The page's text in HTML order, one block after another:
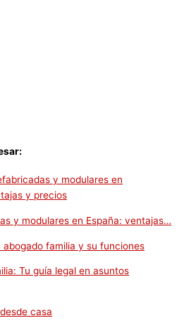
y modulares en España: ventajas…
Tu guía legal en asuntos